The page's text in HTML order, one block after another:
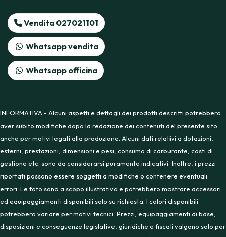
Vendita 027021101
Whatsapp vendita
Whatsapp officina
INFORMATIVA - Alcuni aspetti e dettagli dei prodotti descritti potrebbero
aver subito modifiche dopo la redazione dei contenuti del presente sito
anche per motivi legati alla produzione. Alcuni dati relativi a dotazioni,
esterni, prestazioni, dimensioni e pesi, consumo di carburante, costi di
gestione etc. sono da considerarsi puramente indicativi. Inoltre, i prezzi
riportati possono essere soggetti a modifiche o contenere eventuali
errori. Le foto sono a scopo illustrativo e potrebbero mostrare accessori
ed equipaggiamenti disponibili solo su richiesta. I colori disponibili
potrebbero variare per motivi tecnici. Prezzi, equipaggiamenti di base,
disposizioni e conseguenze legislative, giuridiche e fiscali valgono solo per